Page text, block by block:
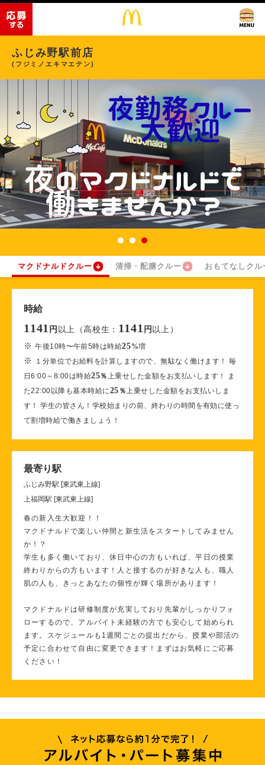
ふじみ野駅前店
(フジミノエキマエテン)
マクドナルドクルー 清掃・配膳クルー おもてなしクル
時給
1141 円 以上（高校生： 1141 円 以上）
※午後10時〜午前5時は時給25%増
※
１分単位でお給料を計算しますので、無駄なく働けます！ 毎
日6:00～8:00は時給25％ 上乗せした金額をお支払いします！ ま
た22:00以降も基本時給に25 ％ 上乗せした金額をお支払いしま
す！ 学生の皆さん！学校始まりの前、終わりの時間を有効に使っ
て割増時給で働きましょう！
最寄り駅
ふじみ野駅 [東武東上線]
上福岡駅 [東武東上線]
春の新入生大歓迎！！
マクドナルドで楽しい仲間と新生活をスタートしてみません
か！？
学生も多く働いており、休日中心の方もいれば、平日の授業
終わりからの方もいます！人と接するのが好きな人も、職人
肌の人も、きっとあなたの個性が輝く場所があります！
マクドナルドは研修制度が充実しており先輩がしっかりフォ
ローするので、アルバイト未経験の方でも安心して始められ
ます。スケジュールも1週間ごとの提出だから、授業や部活の
予定に合わせて自由に変更できます！まずはお気軽にご応募
ください！